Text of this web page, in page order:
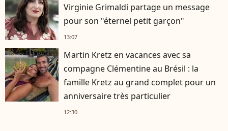
Virginie Grimaldi partage un message
pour son "éternel petit garçon"
13:07
Martin Kretz en vacances avec sa
compagne Clémentine au Brésil : la
famille Kretz au grand complet pour un
anniversaire très particulier
12:30